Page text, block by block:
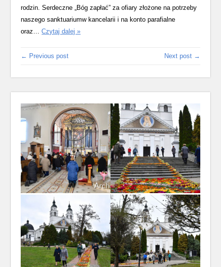
rodzin. Serdeczne „Bóg zapłać” za ofiary złożone na potrzeby
naszego sanktuariumw kancelarii i na konto parafialne
oraz…Czytaj dalej »Święto
29
2024r.
← Previous post Next post →